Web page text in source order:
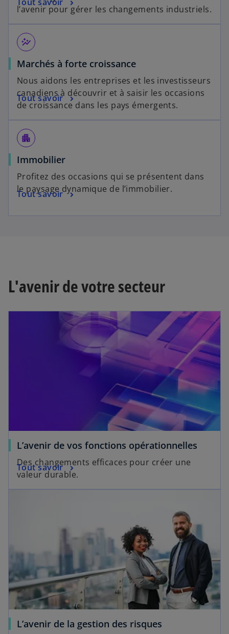
l’avenir pour gérer les changements industriels.
auto_graph
Marchés à forte croissance
Nous aidons les entreprises et les investisseurs
canadiens à découvrir et à saisir les occasions
de croissance dans les pays émergents.
Tout savoir
apartment
Immobilier
Profitez des occasions qui se présentent dans
le paysage dynamique de l’immobilier.
Tout savoir
L'avenir de votre secteur
L’avenir de vos fonctions opérationnelles
Des changements efficaces pour créer une
valeur durable.
Tout savoir
L’avenir de la gestion des risques